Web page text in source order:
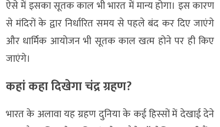
ऐसे में इसका सूतक काल भी भारत में मान्य होगा। इस कारण
से मंदिरों के द्वार निर्धारित समय से पहले बंद कर दिए जाएंगे
और धार्मिक आयोजन भी सूतक काल खत्म होने पर ही किए
जाएंगे।
कहां कहा दिखेगा चंद्र ग्रहण?
भारत के अलावा यह ग्रहण दुनिया के कई हिस्सों में देखाई देने